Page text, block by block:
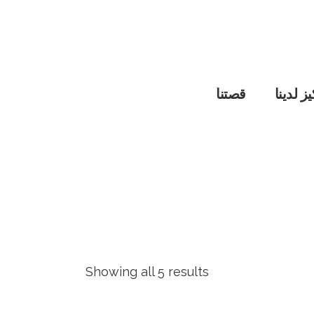
لدينا قصتنا
Showing all 5 results